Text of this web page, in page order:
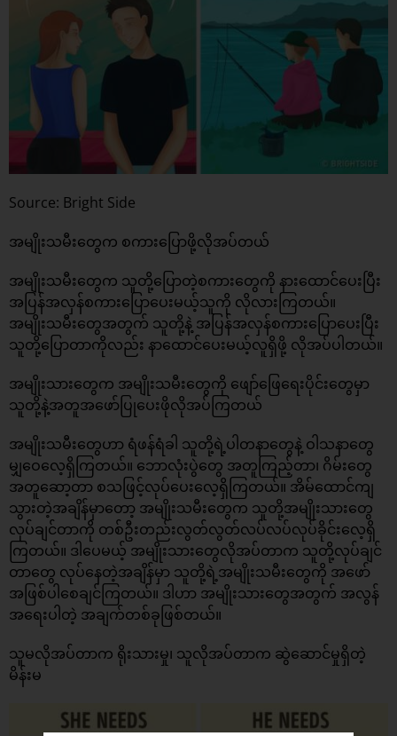
Source: Bright Side
အမျိုးသမီးတွေက စကားပြောဖို့လိုအပ်တယ်
အမျိုးသမီးတွေက သူတို့ပြောတဲ့စကားတွေကို နားထောင်ပေးပြီး
အပြန်အလှန်စကားပြောပေးမယ့်သူကို လိုလားကြတယ်။
အမျိုးသမီးတွေအတွက် သူတို့နဲ့ အပြန်အလှန်စကားပြောပေးပြီး
သူတို့ပြောတာကိုလည်း နာထောင်ပေးမယ့်လူရှိဖို့ လိုအပ်ပါတယ်။
အမျိုးသားတွေက အမျိုးသမီးတွေကို ဖျော်ဖြေရေးပိုင်းတွေမှာ
သူတို့နဲ့အတူအဖော်ပြုပေးဖိုလိုအပ်ကြတယ်
အမျိုးသမီးတွေဟာ ရံဖန်ရံခါ သူတို့ရဲ့ပါတနာတွေနဲ့ ဝါသနာတွေ
မျှဝေလေ့ရှိကြတယ်။ ဘောလုံးပွဲတွေ အတူကြည့်တာ၊ ဂိမ်းတွေ
အတူဆော့တာ စသဖြင့်လုပ်ပေးလေ့ရှိကြတယ်။ အိမ်ထောင်ကျ
သွားတဲ့အချိန်မှာတော့ အမျိုးသမီးတွေက သူတို့အမျိုးသားတွေ
လုပ်ချင်တာကို တစ်ဦးတည်းလွတ်လွတ်လပ်လပ်လုပ်ခိုင်းလေ့ရှိ
ကြတယ်။ ဒါပေမယ့် အမျိုးသားတွေလိုအပ်တာက သူတို့လုပ်ချင်
တာတွေ လုပ်နေတဲ့အချိန်မှာ သူတို့ရဲ့အမျိုးသမီးတွေကို အဖော်
အဖြစ်ပါစေချင်ကြတယ်။ ဒါဟာ အမျိုးသားတွေအတွက် အလွန်
အရေးပါတဲ့ အချက်တစ်ခုဖြစ်တယ်။
သူမလိုအပ်တာက ရိုးသားမှု၊ သူလိုအပ်တာက ဆွဲဆောင်မှုရှိတဲ့
မိန်းမ